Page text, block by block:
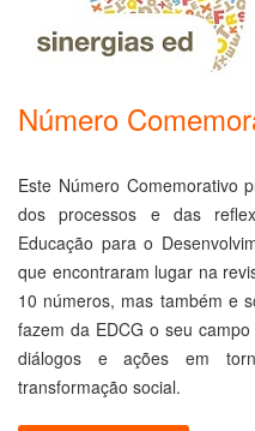
Número
Este Número Comemorativo
dos processos e das
Educação para o
que encontraram lugar na
10 números, mas também e
fazem da EDCG o seu
diálogos e ações em
transformação social.